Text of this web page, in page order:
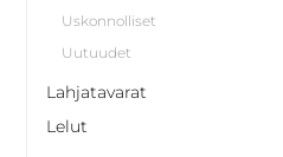
Uskonnolliset
Uutuudet
Lahjatavarat
Lelut